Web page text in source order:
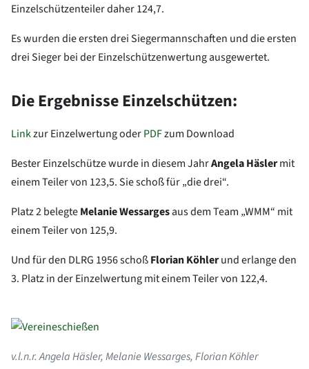
Einzelschützenteiler daher 124,7.
Es wurden die ersten drei Siegermannschaften und die ersten
drei Sieger bei der Einzelschützenwertung ausgewertet.
Die Ergebnisse Einzelschützen:
Linkzur Einzelwertung oderPDFzum Download
Bester Einzelschütze wurde in diesem JahrAngela Häslermit
einem Teiler von 123,5. Sie schoß für „die drei“.
Platz 2 belegteMelanie Wessargesaus dem Team „WMM“ mit
einem Teiler von 125,9.
Und für den DLRG 1956 schoßFlorian Köhlerund erlange den
3. Platz in der Einzelwertung mit einem Teiler von 122,4.
v.l.n.r. Angela Häsler, Melanie Wessarges, Florian Köhler